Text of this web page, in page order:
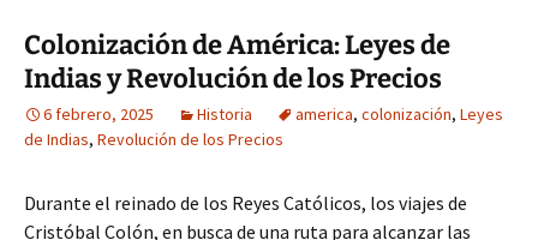
Colonización de América: Leyes de
Indias y Revolución de los Precios
6 febrero, 2025 Historia america, colonización, Leyes
de Indias, Revolución de los Precios
Durante el reinado de los Reyes Católicos, los viajes de
Cristóbal Colón, en busca de una ruta para alcanzar las